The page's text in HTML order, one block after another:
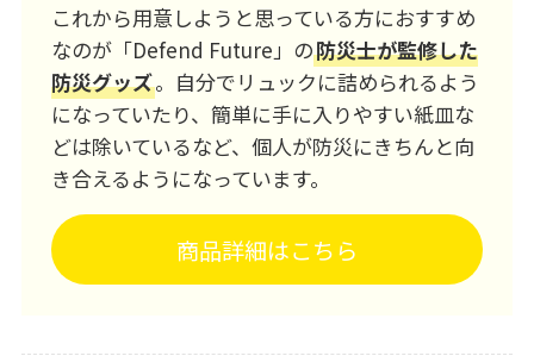
これから用意しようと思っている方におすすめ
なのが「Defend Future」の防災士が監修した
防災グッズ。自分でリュックに詰められるよう
になっていたり、簡単に手に入りやすい紙皿な
どは除いているなど、個人が防災にきちんと向
き合えるようになっています。
商品詳細はこちら